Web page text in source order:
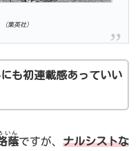
集英社）
も初連載感あっていい
蔭
いん
ですが、 ナルシストな